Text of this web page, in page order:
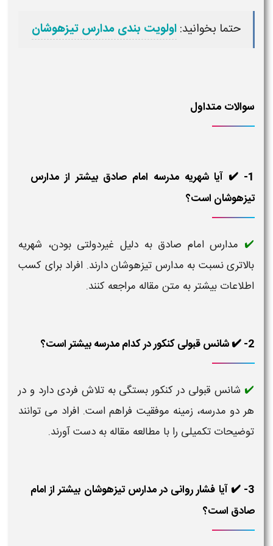
حتما بخوانید:اولویت بندی مدارس تیزهوشان
سوالات متداول
1- ✔️ آیا شهریه مدرسه امام صادق بیشتر از مدارس
تیزهوشان است؟
✔️ مدارس امام صادق به دلیل غیردولتی بودن، شهریه
بالاتری نسبت به مدارس تیزهوشان دارند. افراد برای کسب
اطلاعات بیشتر به متن مقاله مراجعه کنند.
2- ✔️ شانس قبولی کنکور در کدام مدرسه بیشتر است؟
✔️ شانس قبولی در کنکور بستگی به تلاش فردی دارد و در
هر دو مدرسه، زمینه موفقیت فراهم است. افراد می توانند
توضیحات تکمیلی را با مطالعه مقاله به دست آورند.
3- ✔️ آیا فشار روانی در مدارس تیزهوشان بیشتر از امام
صادق است؟